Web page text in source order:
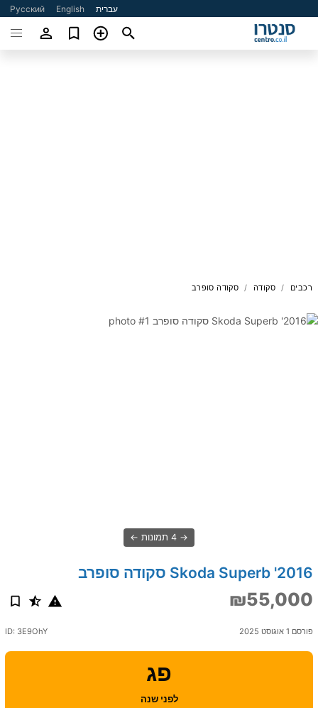
עברית English
Русский
רכבים סקודה סקודה סופרב
4 תמונות
2016' Skoda Superb סקודה סופרב
₪55,000
פורסם 1 אוגוסט 2025 ID: 3E9OhY
פג
לפני שנה